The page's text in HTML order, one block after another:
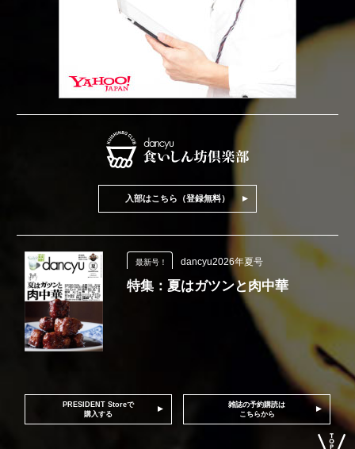
入部はこちら（登録無料）
最新号！ dancyu2026年夏号
特集：夏はガツンと肉中華
PRESIDENT Storeで
購入する
雑誌の予約購読は
こちらから